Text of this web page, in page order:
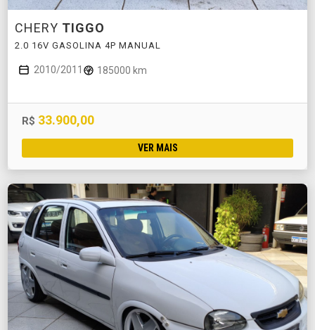
CHERY TIGGO
2.0 16V GASOLINA 4P MANUAL
2010/2011 185000 km
R$ 33.900,00
VER MAIS